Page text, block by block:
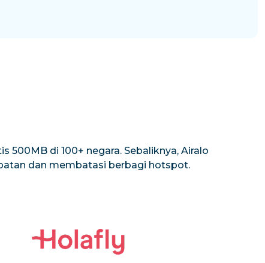
di 100+ negara. Sebaliknya, Airalo
dan membatasi berbagi hotspot.